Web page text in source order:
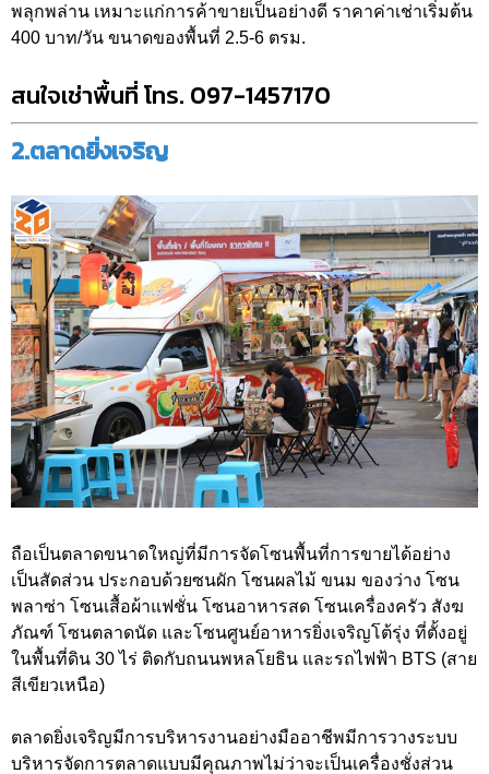
พลุกพล่าน เหมาะแก่การค้าขายเป็นอย่างดี ราคาค่าเช่าเริ่มต้น
400 บาท/วัน ขนาดของพื้นที่ 2.5-6 ตรม.
สนใจเช่าพื้นที่ โทร. 097-1457170
2.ตลาดยิ่งเจริญ
ถือเป็นตลาดขนาดใหญ่ที่มีการจัดโซนพื้นที่การขายได้อย่าง
เป็นสัดส่วน ประกอบด้วยซนผัก โซนผลไม้ ขนม ของว่าง โซน
พลาซ่า โซนเสื้อผ้าแฟชั่น โซนอาหารสด โซนเครื่องครัว สังฆ
ภัณฑ์ โซนตลาดนัด และโซนศูนย์อาหารยิ่งเจริญโต้รุ่ง ที่ตั้งอยู่
ในพื้นที่ดิน 30 ไร่ ติดกับถนนพหลโยธิน และรถไฟฟ้า BTS (สาย
สีเขียวเหนือ)
ตลาดยิ่งเจริญมีการบริหารงานอย่างมืออาชีพมีการวางระบบ
บริหารจัดการตลาดแบบมีคุณภาพไม่ว่าจะเป็นเครื่องชั่งส่วน